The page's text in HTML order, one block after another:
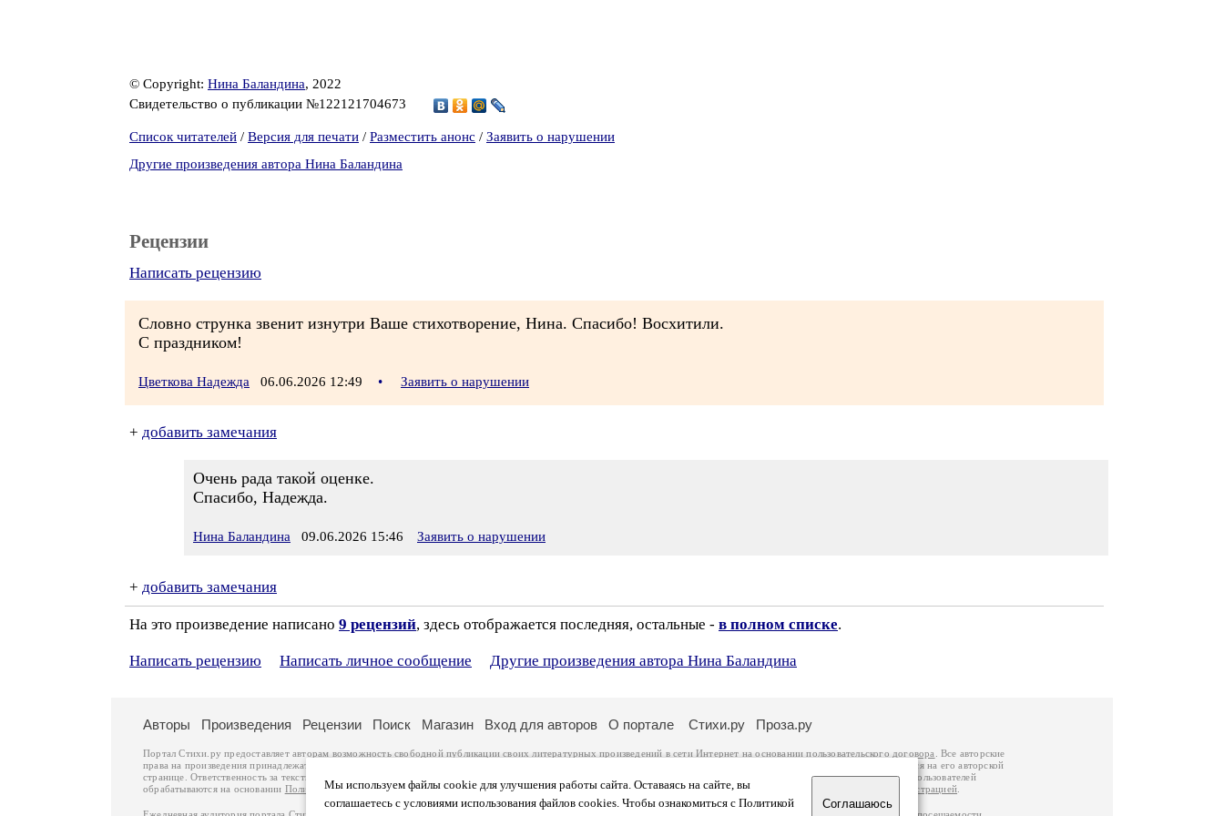
© Copyright: Нина Баландина, 2022
Свидетельство о публикации №122121704673
Список читателей / Версия для печати / Разместить анонс / Заявить о нарушении
Другие произведения автора Нина Баландина
Рецензии
Написать рецензию
Словно струнка звенит изнутри Ваше стихотворение, Нина. Спасибо! Восхитили.
С праздником!
Цветкова Надежда 06.06.2026 12:49 • Заявить о нарушении
+ добавить замечания
Очень рада такой оценке.
Спасибо, Надежда.
Нина Баландина 09.06.2026 15:46 Заявить о нарушении
+ добавить замечания
На это произведение написано 9 рецензий, здесь отображается последняя, остальные - в полном списке.
Написать рецензию Написать личное сообщение Другие произведения автора Нина Баландина
Мы используем файлы cookie для улучшения работы сайта. Оставаясь на сайте, вы
соглашаетесь с условиями использования файлов cookies. Чтобы ознакомиться с Политикой
Соглашаюсь
Авторы Произведения Рецензии Поиск Магазин Вход для авторов О портале Стихи.ру Проза.ру
Портал Стихи.ру предоставляет авторам возможность свободной публикации своих литературных произведений в сети Интернет на основаниипользовательского договора
. Все авторские
права на произведения принадлежат авторам и охраняются
. Перепечатка произведений возможна только с согласия его автора, к которому вы можете обратиться на его авторской
странице. Ответственность за тексты произведений авторы несут самостоятельно на основании
законодательства Российской Федерации. Данные пользователей
обрабатываются на основании Политики обработки персональных данных. Вы также можете посмотреть более подробнуюинформацию о портале связаться с администрацией